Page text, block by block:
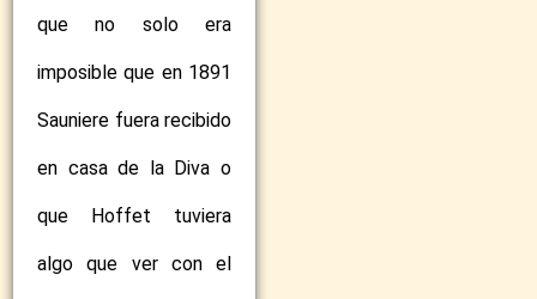
que no solo era
imposible que en 1891
Sauniere fuera recibido
en casa de la Diva o
que Hoffet tuviera
algo que ver con el